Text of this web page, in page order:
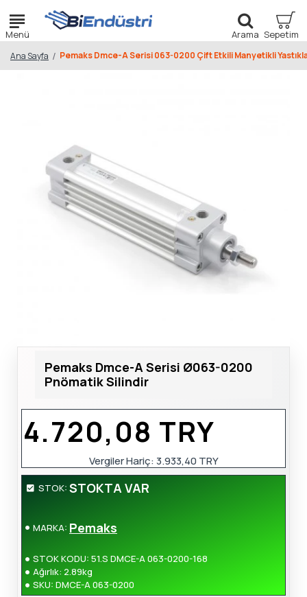
Ana Sayfa Pemaks Dmce-A Serisi 063-0200 Çift Etkili Manyetikli
Pemaks Dmce-A Serisi Ø063-0200
Pnömatik Silindir
STOK: STOKTA VAR
MARKA: Pemaks
STOK KODU: 51.S DMCE-A 063-0200-168
Ağırlık: 2.89kg
SKU: DMCE-A 063-0200
4.720,08 TRY
Vergiler Hariç:3.933,40 TRY